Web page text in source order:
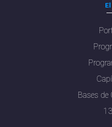
Bases de